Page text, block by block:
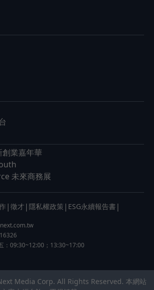
業嘉年華
未來商務展
| 徵才 | 隱私權政策 | ESG永續報告書 |
：09:30~12:00；13:30~17:00
Media Corp. All Rights Reserved. 本網站